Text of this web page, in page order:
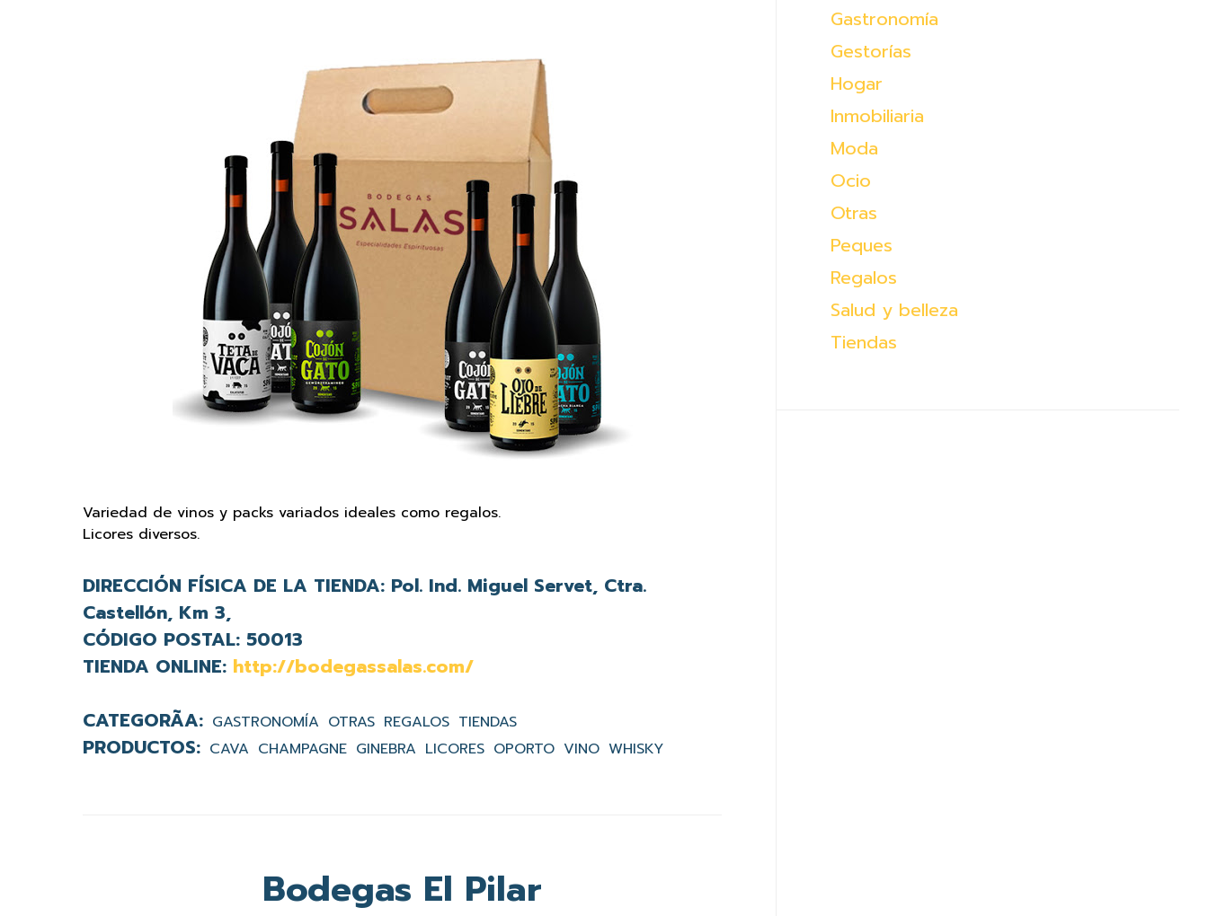
Variedad de vinos y packs variados ideales como regalos.
Licores diversos.
DIRECCIÓN FÍSICA DE LA TIENDA: Pol. Ind. Miguel Servet, Ctra.
Castellón, Km 3,
CÓDIGO POSTAL: 50013
TIENDA ONLINE: http://bodegassalas.com/
GASTRONOMÍA OTRAS REGALOS TIENDAS
CAVA CHAMPAGNE GINEBRA LICORES OPORTO VINO WHISKY
Bodegas El Pilar
Gastronomía
Gestorías
Hogar
Inmobiliaria
Moda
Ocio
Otras
Peques
Regalos
Salud y belleza
Tiendas